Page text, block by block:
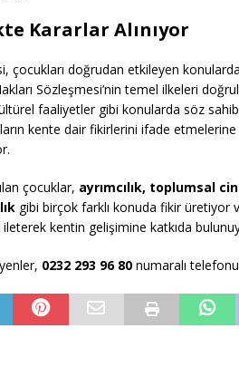
Kararlar Alınıyor
çocukları doğrudan etkileyen
Sözleşmesi’nin temel ilkeleri
faaliyetler gibi konularda söz
kente dair fikirlerini ifade
çocuklar, ayrımcılık, toplumsal
gibi birçok farklı konuda fikir üretiyor
kentin gelişimine katkıda
0232 293 96 80 numaralı